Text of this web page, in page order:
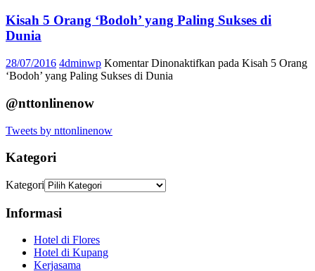
Kisah 5 Orang ‘Bodoh’ yang Paling Sukses di
Dunia
28/07/2016 4dminwp Komentar Dinonaktifkan pada Kisah 5 Orang
‘Bodoh’ yang Paling Sukses di Dunia
@nttonlinenow
Tweets by nttonlinenow
Kategori
Kategori
Informasi
Hotel di Flores
Hotel di Kupang
Kerjasama